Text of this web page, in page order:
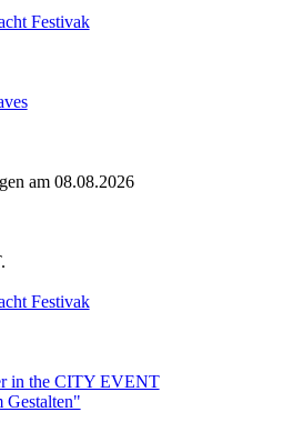
Festivak
am 08.08.2026
Festivak
in the CITY EVENT
Gestalten"